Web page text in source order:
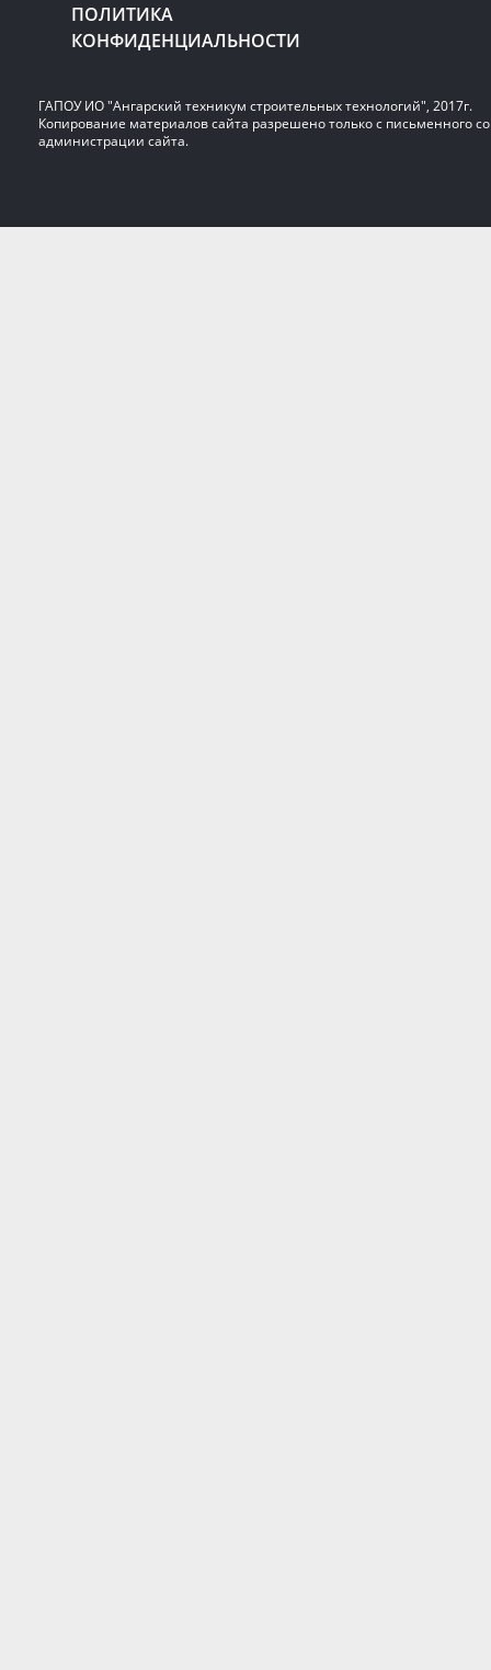
ПОЛИТИКА
КОНФИДЕНЦИАЛЬНОСТИ
ГАПОУ ИО "Ангарский техникум строительных технологий", 2017г.
Копирование материалов сайта разрешено только с письменного
администрации сайта.